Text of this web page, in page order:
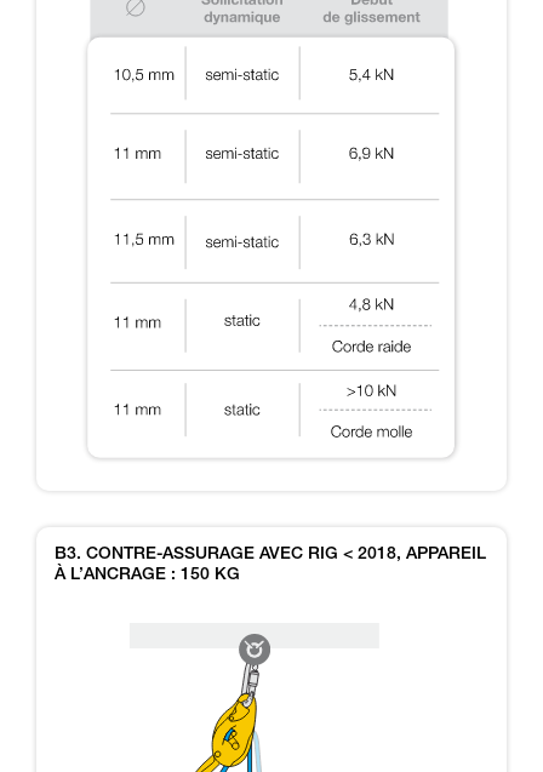
B3. CONTRE-ASSURAGE AVEC RIG < 2018, APPAREIL
À L’ANCRAGE : 150 KG